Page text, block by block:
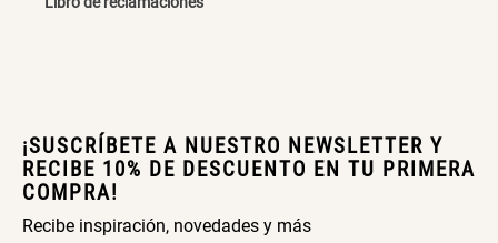
¡SUSCRÍBETE A NUESTRO NEWSLETTER Y
RECIBE 10% DE DESCUENTO EN TU PRIMERA
COMPRA!
Recibe inspiración, novedades y más